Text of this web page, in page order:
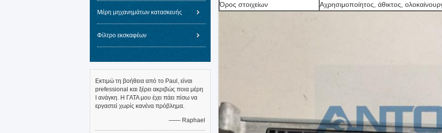
Μέρη μηχανημάτων κατασκευής
Φίλτρο εκσκαφέων
Εκτιμώ τη βοήθεια από το Paul, είναι
prefessional και ξέρει ακριβώς ποια μέρη
Ι ανάγκη. Η ΓΑΤΑ μου έχει πάει πίσω να
εργαστεί χωρίς κανένα πρόβλημα.
—— Raphael
Όρος στοιχείων
Αχρησιμοποίητος, άθικτος,